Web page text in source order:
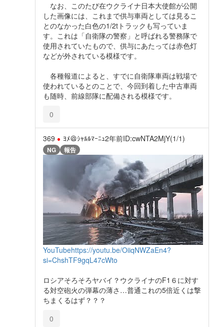
なお、このたび在ウクライナ日本大使館が公開
した画像には、これまで供与車両としては見るこ
とのなかった白色の1/2tトラックも写っていま
す。これは「自衛隊の警察」と呼ばれる警務隊で
使用されていたもので、供与にあたっては赤色灯
などが外されている模様です。
各種報道によると、すでに自衛隊車両は戦場で
使われているとのことで、今回到着した中古車両
も随時、前線部隊に配備される模様です。
0
369 ﾖﾒ＠ｼｬﾙﾙﾏｰﾆｭ2年前ID:cwNTA2MjY(1/1)
NG 報告
YouTubehttps://youtu.be/OiiqNWZaEn4?
si=ChshTF9gqL47cWto
ロシアそろそろヤバイ？ウクライナのF1６に対す
る対空砲火の弾幕の薄さ…普通これの5倍近くは撃
ちまくるはず？？？
0